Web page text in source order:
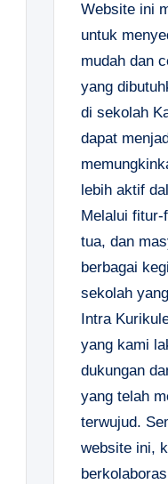
Website ini
untuk
mudah dan
yang
di sekolah
dapat
lebih aktif
Melalui
tua, dan
berbagai
sekolah
Intra
yang kami
dukungan
yang telah
terwujud.
website ini,